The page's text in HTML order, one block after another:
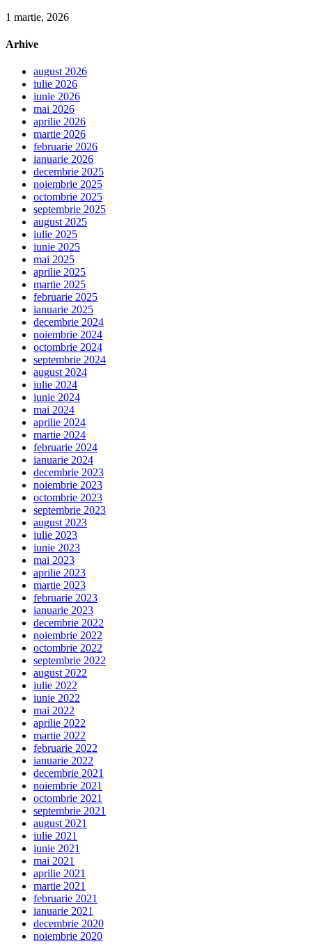
1 martie, 2026
Arhive
august 2026
iulie 2026
iunie 2026
mai 2026
aprilie 2026
martie 2026
februarie 2026
ianuarie 2026
decembrie 2025
noiembrie 2025
octombrie 2025
septembrie 2025
august 2025
iulie 2025
iunie 2025
mai 2025
aprilie 2025
martie 2025
februarie 2025
ianuarie 2025
decembrie 2024
noiembrie 2024
octombrie 2024
septembrie 2024
august 2024
iulie 2024
iunie 2024
mai 2024
aprilie 2024
martie 2024
februarie 2024
ianuarie 2024
decembrie 2023
noiembrie 2023
octombrie 2023
septembrie 2023
august 2023
iulie 2023
iunie 2023
mai 2023
aprilie 2023
martie 2023
februarie 2023
ianuarie 2023
decembrie 2022
noiembrie 2022
octombrie 2022
septembrie 2022
august 2022
iulie 2022
iunie 2022
mai 2022
aprilie 2022
martie 2022
februarie 2022
ianuarie 2022
decembrie 2021
noiembrie 2021
octombrie 2021
septembrie 2021
august 2021
iulie 2021
iunie 2021
mai 2021
aprilie 2021
martie 2021
februarie 2021
ianuarie 2021
decembrie 2020
noiembrie 2020